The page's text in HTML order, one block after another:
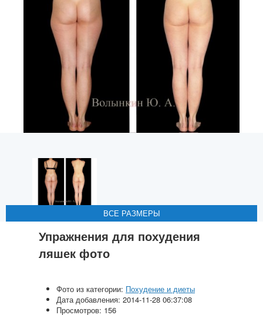
ВСЕ РАЗМЕРЫ
ВСЕ РАЗМЕРЫ
ВСЕ РАЗМЕРЫ
ВСЕ РАЗМЕРЫ
Упражнения для похудения
ляшек фото
Фото из категории: Похудение и диеты
Дата добавления: 2014-11-28 06:37:08
Просмотров: 156